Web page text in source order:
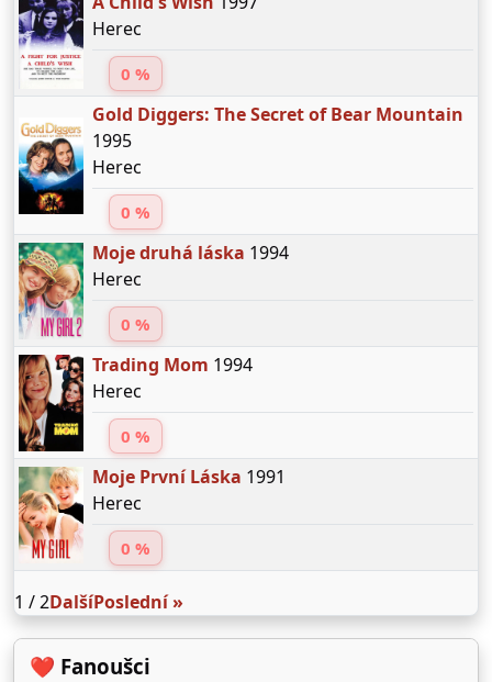
Herec
0 %
Gold Diggers: The Secret of Bear Mountain
1995
Herec
0 %
Moje druhá láska 1994
Herec
0 %
Trading Mom 1994
Herec
0 %
Moje První Láska 1991
Herec
0 %
1 / 2DalšíPoslední »
❤️ Fanoušci